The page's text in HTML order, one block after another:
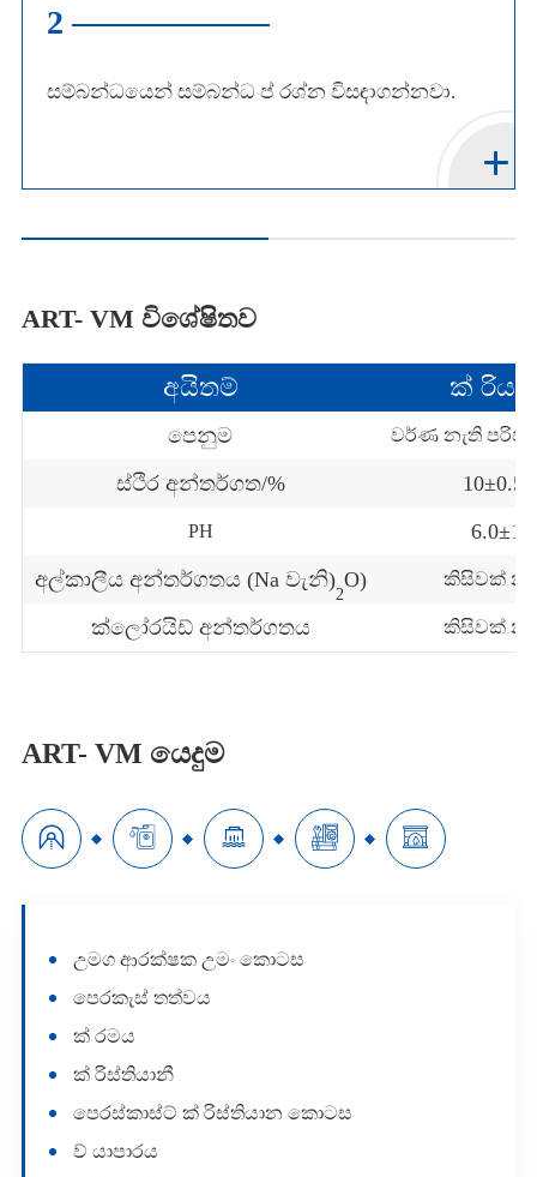
2
සම්බන්ධයෙන් සම්බන්ධ ප් රශ්න විසඳාගන්නවා.
ART- VM විශේෂිතව
අයිතම් ක්
පෙනුම වර්ණ නැති
ස්ථිර අන්තර්ගත/% 10±0.5.
PH
6.0±1
අල්කාලීය අන්තර්ගතය (Na වැනි)
2
O) කිසිවක්
ක්ලෝරයිඩ් අන්තර්ගතය කිසිවක්
ART- VM යෙදුම
    
උමග ආරක්ෂක උමං කොටස
පෙරකැස් තත්වය
ක් රමය
ක් රිස්තියානී
පෙරස්කාස්ට් ක් රිස්තියාන කොටස
ව් යාපාරය